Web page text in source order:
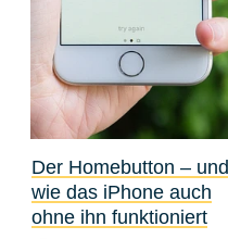
Der Homebutton – und
wie das iPhone auch
ohne ihn funktioniert